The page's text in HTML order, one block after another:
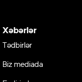
Xəbərlər
Tədbirlər
Biz mediada